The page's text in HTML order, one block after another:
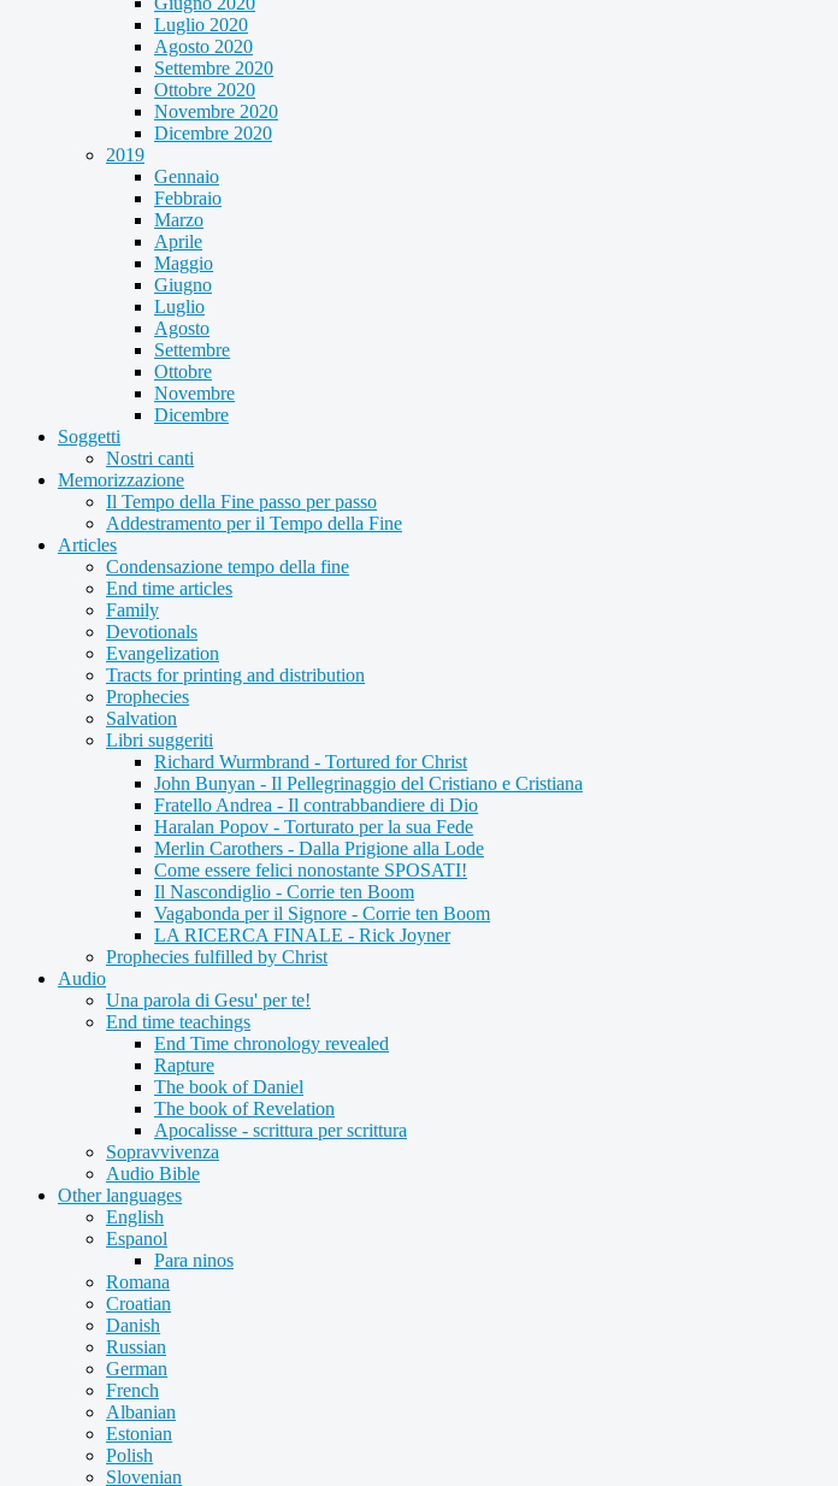
Luglio 2020
Agosto 2020
Settembre 2020
Ottobre 2020
Novembre 2020
Dicembre 2020
2019
Gennaio
Febbraio
Marzo
Aprile
Maggio
Giugno
Luglio
Agosto
Settembre
Ottobre
Novembre
Dicembre
Soggetti
Nostri canti
Memorizzazione
Il Tempo della Fine passo per passo
Addestramento per il Tempo della Fine
Articles
Condensazione tempo della fine
End time articles
Family
Devotionals
Evangelization
Tracts for printing and distribution
Prophecies
Salvation
Libri suggeriti
Richard Wurmbrand - Tortured for Christ
John Bunyan - Il Pellegrinaggio del Cristiano e Cristiana
Fratello Andrea - Il contrabbandiere di Dio
Haralan Popov - Torturato per la sua Fede
Merlin Carothers - Dalla Prigione alla Lode
Come essere felici nonostante SPOSATI!
Il Nascondiglio - Corrie ten Boom
Vagabonda per il Signore - Corrie ten Boom
LA RICERCA FINALE - Rick Joyner
Prophecies fulfilled by Christ
Audio
Una parola di Gesu' per te!
End time teachings
End Time chronology revealed
Rapture
The book of Daniel
The book of Revelation
Apocalisse - scrittura per scrittura
Sopravvivenza
Audio Bible
Other languages
English
Espanol
Para ninos
Romana
Croatian
Danish
Russian
German
French
Albanian
Estonian
Polish
Slovenian